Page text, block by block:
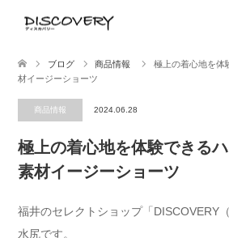
ブログ 商品情報
極上の着心地を体
材イージーショーツ
商品情報 2024.06.28
極上の着心地を体験できる
素材イージーショーツ
福井のセレクトショップ「DISCOVERY
水尻です。